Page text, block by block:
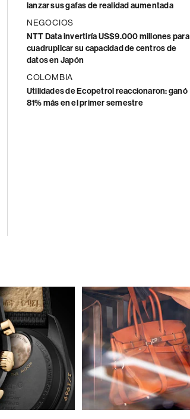
lanzar sus gafas de realidad aumentada
NEGOCIOS
NTT Data invertiría US$9.000 millones para
cuadruplicar su capacidad de centros de
datos en Japón
COLOMBIA
Utilidades de Ecopetrol reaccionaron: ganó
81% más en el primer semestre